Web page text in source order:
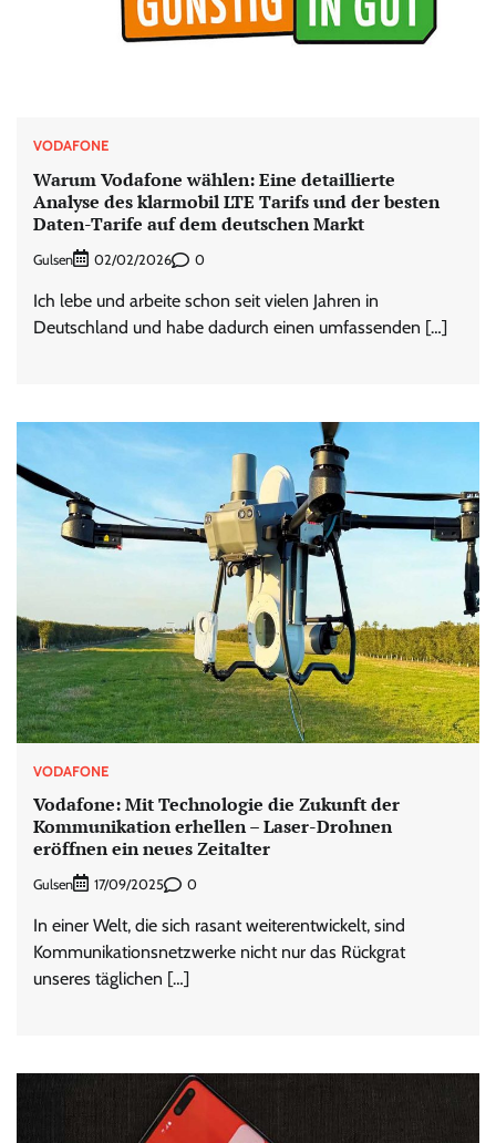
VODAFONE
Warum Vodafone wählen: Eine detaillierte
Analyse des klarmobil LTE Tarifs und der besten
Daten-Tarife auf dem deutschen Markt
Gulsen 02/02/2026 0
Ich lebe und arbeite schon seit vielen Jahren in
Deutschland und habe dadurch einen umfassenden […]
VODAFONE
Vodafone: Mit Technologie die Zukunft der
Kommunikation erhellen – Laser-Drohnen
eröffnen ein neues Zeitalter
Gulsen 17/09/2025 0
In einer Welt, die sich rasant weiterentwickelt, sind
Kommunikationsnetzwerke nicht nur das Rückgrat
unseres täglichen […]